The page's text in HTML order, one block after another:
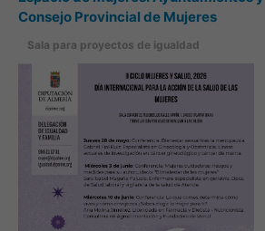
Consejo Provincial de Mujeres
Sala para proyectos de igualdad